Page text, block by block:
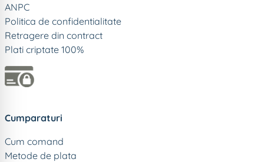
ANPC
Politica de confidentialitate
Retragere din contract
Plati criptate 100%
Cumparaturi
Cum comand
Metode de plata